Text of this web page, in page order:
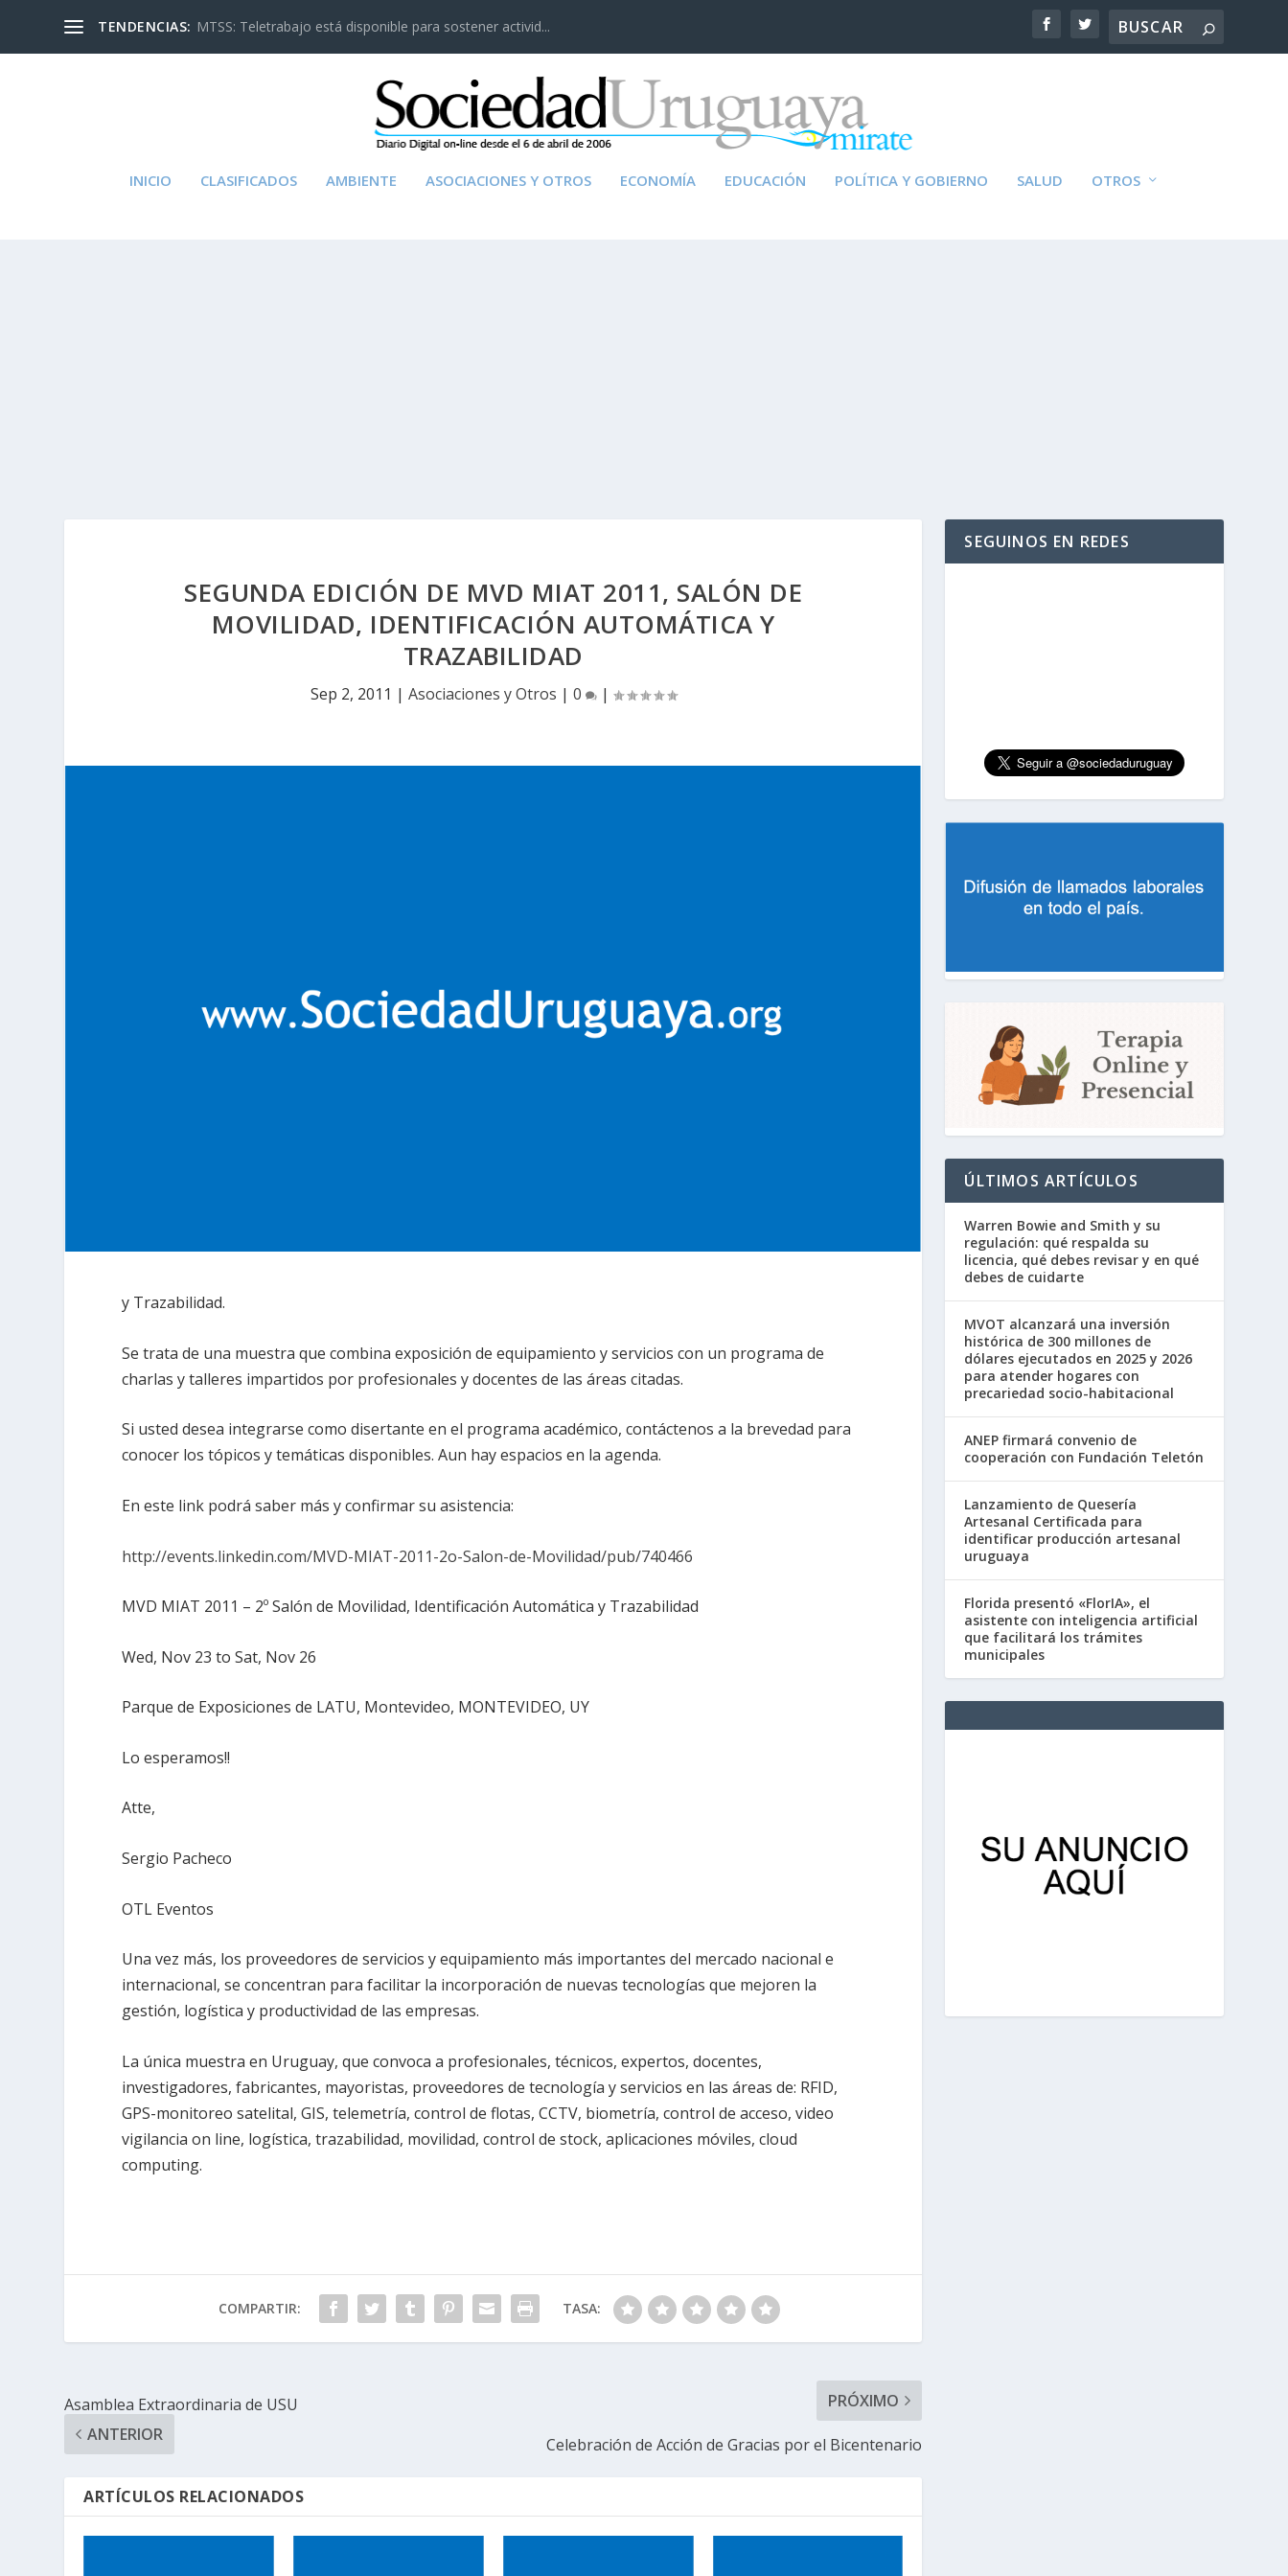
TENDENCIAS: MTSS: Teletrabajo está disponible para sostener activid...
INICIO CLASIFICADOS AMBIENTE ASOCIACIONES Y OTROS ECONOMÍA EDUCACIÓN POLÍTICA Y GOBIERNO SALUD OTROS
SEGUNDA EDICIÓN DE MVD MIAT 2011, SALÓN DE
MOVILIDAD, IDENTIFICACIÓN AUTOMÁTICA Y
TRAZABILIDAD
Sep 2, 2011 | Asociaciones y Otros | 0 |
y Trazabilidad.
Se trata de una muestra que combina exposición de equipamiento y servicios con un programa de
charlas y talleres impartidos por profesionales y docentes de las áreas citadas.
Si usted desea integrarse como disertante en el programa académico, contáctenos a la brevedad para
conocer los tópicos y temáticas disponibles. Aun hay espacios en la agenda.
En este link podrá saber más y confirmar su asistencia:
http://events.linkedin.com/MVD-MIAT-2011-2o-Salon-de-Movilidad/pub/740466
MVD MIAT 2011 – 2º Salón de Movilidad, Identificación Automática y Trazabilidad
Wed, Nov 23 to Sat, Nov 26
Parque de Exposiciones de LATU, Montevideo, MONTEVIDEO, UY
Lo esperamos!!
Atte,
Sergio Pacheco
OTL Eventos
Una vez más, los proveedores de servicios y equipamiento más importantes del mercado nacional e
internacional, se concentran para facilitar la incorporación de nuevas tecnologías que mejoren la
gestión, logística y productividad de las empresas.
La única muestra en Uruguay, que convoca a profesionales, técnicos, expertos, docentes,
investigadores, fabricantes, mayoristas, proveedores de tecnología y servicios en las áreas de: RFID,
GPS-monitoreo satelital, GIS, telemetría, control de flotas, CCTV, biometría, control de acceso, video
vigilancia on line, logística, trazabilidad, movilidad, control de stock, aplicaciones móviles, cloud
computing.
COMPARTIR: TASA:
Asamblea Extraordinaria de USU
ANTERIOR
PRÓXIMO
Celebración de Acción de Gracias por el Bicentenario
ARTÍCULOS RELACIONADOS
SEGUINOS EN REDES
ÚLTIMOS ARTÍCULOS
Warren Bowie and Smith y su
regulación: qué respalda su
licencia, qué debes revisar y en qué
debes de cuidarte
MVOT alcanzará una inversión
histórica de 300 millones de
dólares ejecutados en 2025 y 2026
para atender hogares con
precariedad socio-habitacional
ANEP firmará convenio de
cooperación con Fundación Teletón
Lanzamiento de Quesería
Artesanal Certificada para
identificar producción artesanal
uruguaya
Florida presentó «FlorIA», el
asistente con inteligencia artificial
que facilitará los trámites
municipales